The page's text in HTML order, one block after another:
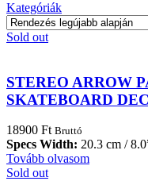
Kategóriák
Sold out
STEREO ARROW
SKATEBOARD
18900 Ft Bruttó
Specs Width: 20.3 cm /
Tovább olvasom
Sold out